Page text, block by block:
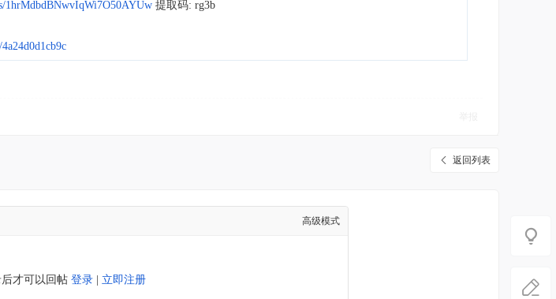
1hrMdbdBNwvIqWi7O50AYUw 提取码: rg3b
返回列表
高级模式
才可以回帖 登录 立即注册